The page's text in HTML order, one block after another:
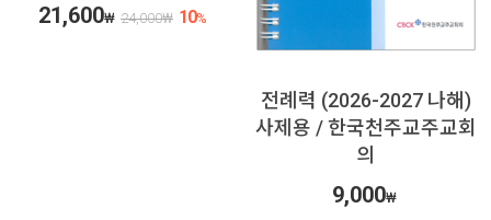
21,600₩ 24,000₩ 10%
전례력 (2026-2027 나해)
사제용 / 한국천주교주교회
의
9,000₩